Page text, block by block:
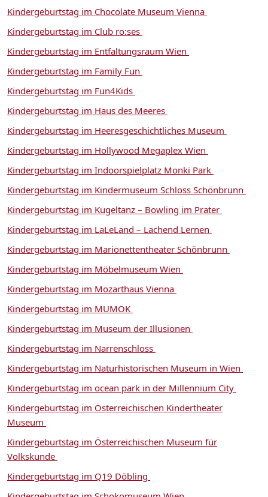
Kindergeburtstag im Chocolate Museum Vienna
Kindergeburtstag im Club ro:ses
Kindergeburtstag im Entfaltungsraum Wien
Kindergeburtstag im Family Fun
Kindergeburtstag im Fun4Kids
Kindergeburtstag im Haus des Meeres
Kindergeburtstag im Heeresgeschichtliches Museum
Kindergeburtstag im Hollywood Megaplex Wien
Kindergeburtstag im Indoorspielplatz Monki Park
Kindergeburtstag im Kindermuseum Schloss Schönbrunn
Kindergeburtstag im Kugeltanz – Bowling im Prater
Kindergeburtstag im LaLeLand – Lachend Lernen
Kindergeburtstag im Marionettentheater Schönbrunn
Kindergeburtstag im Möbelmuseum Wien
Kindergeburtstag im Mozarthaus Vienna
Kindergeburtstag im MUMOK
Kindergeburtstag im Museum der Illusionen
Kindergeburtstag im Narrenschloss
Kindergeburtstag im Naturhistorischen Museum in Wien
Kindergeburtstag im ocean park in der Millennium City
Kindergeburtstag im Österreichischen Kindertheater
Museum
Kindergeburtstag im Österreichischen Museum für
Volkskunde
Kindergeburtstag im Q19 Döbling